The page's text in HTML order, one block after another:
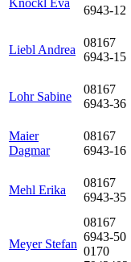
Knöckl Eva
6943-12
Liebl Andrea
08167
6943-15
Lohr Sabine
08167
6943-36
Maier
Dagmar
08167
6943-16
Mehl Erika
08167
6943-35
Meyer Stefan
08167
6943-50
0170